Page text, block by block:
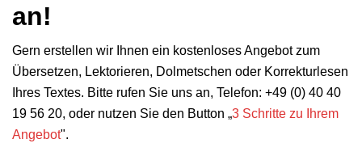
an!
Gern erstellen wir Ihnen ein kostenloses Angebot zum
Übersetzen, Lektorieren, Dolmetschen oder Korrekturlesen
Ihres Textes. Bitte rufen Sie uns an, Telefon: +49 (0) 40 40
19 56 20, oder nutzen Sie den Button „3 Schritte zu Ihrem
Angebot".